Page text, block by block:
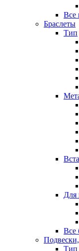
Все
Браслеты
Тип
Для
Все
Тип